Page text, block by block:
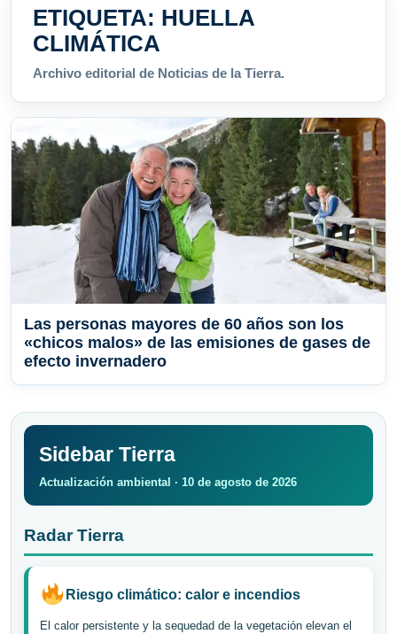
ETIQUETA: HUELLA
CLIMÁTICA
Archivo editorial de Noticias de la Tierra.
Las personas mayores de 60 años son los
«chicos malos» de las emisiones de gases de
efecto invernadero
Sidebar Tierra
Actualización ambiental · 10 de agosto de 2026
Radar Tierra
Riesgo climático: calor e incendios
El calor persistente y la sequedad de la vegetación elevan el